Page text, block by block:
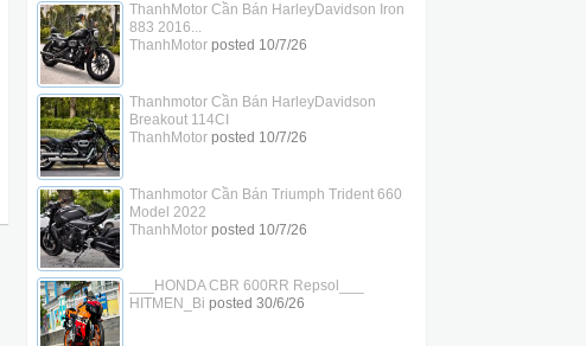
ThanhMotor Cần Bán HarleyDavidson Iron
883 2016...
ThanhMotorposted 10/7/26
Thanhmotor Cần Bán HarleyDavidson
Breakout 114CI
ThanhMotorposted 10/7/26
Thanhmotor Cần Bán Triumph Trident 660
Model 2022
ThanhMotorposted 10/7/26
___HONDA CBR 600RR Repsol___
HITMEN_Bi posted 30/6/26